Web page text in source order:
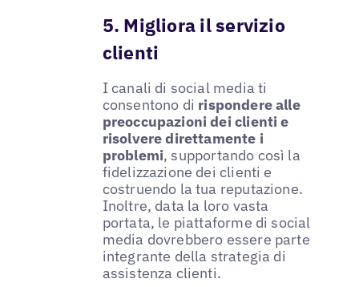
5. Migliora il servizio
clienti
I canali di social media ti
consentono di rispondere alle
preoccupazioni dei clienti e
risolvere direttamente i
problemi, supportando così la
fidelizzazione dei clienti e
costruendo la tua reputazione.
Inoltre, data la loro vasta
portata, le piattaforme di social
media dovrebbero essere parte
integrante della strategia di
assistenza clienti.